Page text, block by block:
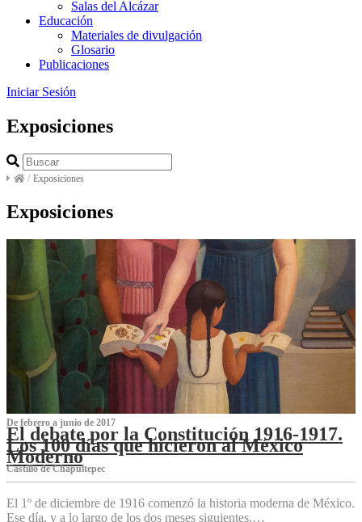
Salas del Alcázar
Educación
Materiales de divulgación
Glosario
Publicaciones
Iniciar Sesión
Exposiciones
/ Exposiciones
Exposiciones
De febrero a junio de 2017
El debate por la Constitución 1916-1917.
Los 100 días que hicieron al México
Moderno
Castillo de Chapultepec
El 1º de diciembre de 1916 comenzó la historia moderna de México.
Ese día, y a lo largo de los dos meses siguientes,…